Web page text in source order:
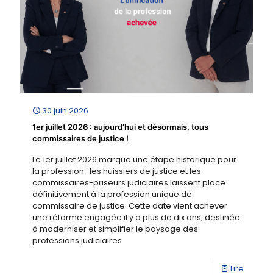
30 juin 2026
1er juillet 2026 : aujourd’hui et désormais, tous
commissaires de justice !
Le 1er juillet 2026 marque une étape historique pour
la profession : les huissiers de justice et les
commissaires-priseurs judiciaires laissent place
définitivement à la profession unique de
commissaire de justice. Cette date vient achever
une réforme engagée il y a plus de dix ans, destinée
à moderniser et simplifier le paysage des
professions judiciaires
Lire